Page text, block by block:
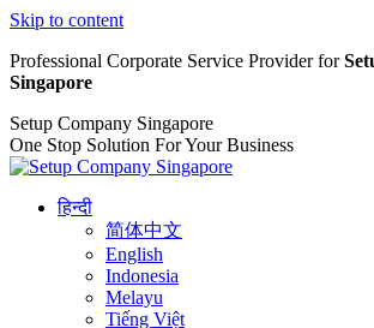
Skip to content
Professional Corporate Service Provider for
Singapore
Setup Company Singapore
One Stop Solution For Your Business
हिन्दी
简体中文
English
Indonesia
Melayu
Tiếng Việt